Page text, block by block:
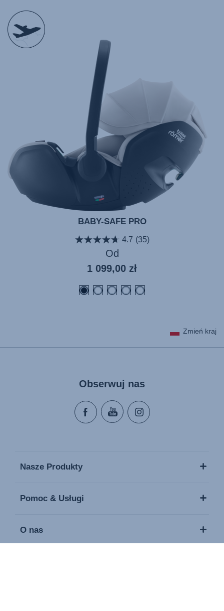
null
BABY-SAFE PRO
4.7 (35)
Od
1 099,00 zł
Zmień kraj
Obserwuj nas
Nasze Produkty
Pomoc & Usługi
O nas